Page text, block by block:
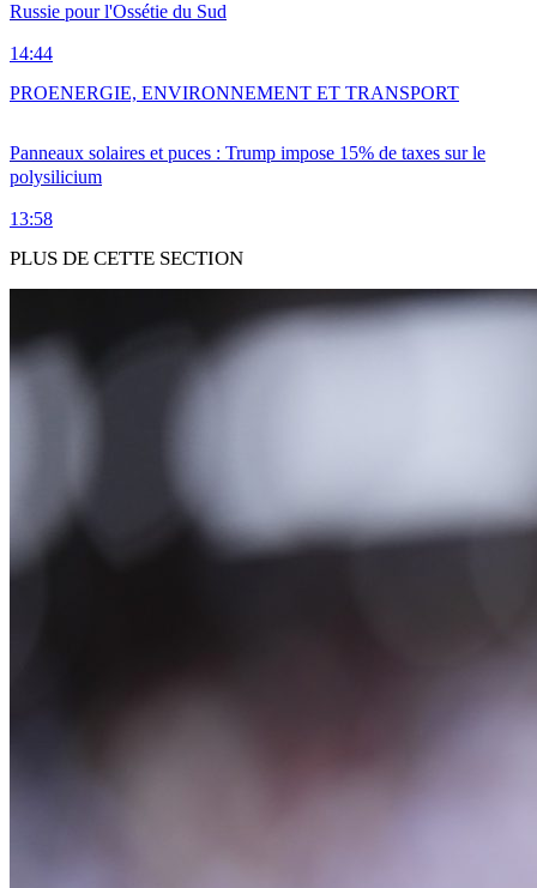
Russie pour l'Ossétie du Sud
14:44
Panneaux solaires et puces : Trump impose 15% de taxes sur le
polysilicium
13:58
PROENERGIE, ENVIRONNEMENT ET TRANSPORT
PLUS DE CETTE SECTION